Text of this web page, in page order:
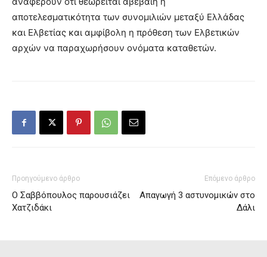
αποτελεσματικότητα των συνομιλιών μεταξύ Ελλάδας
και Ελβετίας και αμφίβολη η πρόθεση των Ελβετικών
αρχών να παραχωρήσουν ονόματα καταθετών.
Προηγούμενο άρθρο
Ο Σαββόπουλος παρουσιάζει
Χατζιδάκι
Επόμενο άρθρο
Aπαγωγή 3 αστυνομικών στο
Δάλι